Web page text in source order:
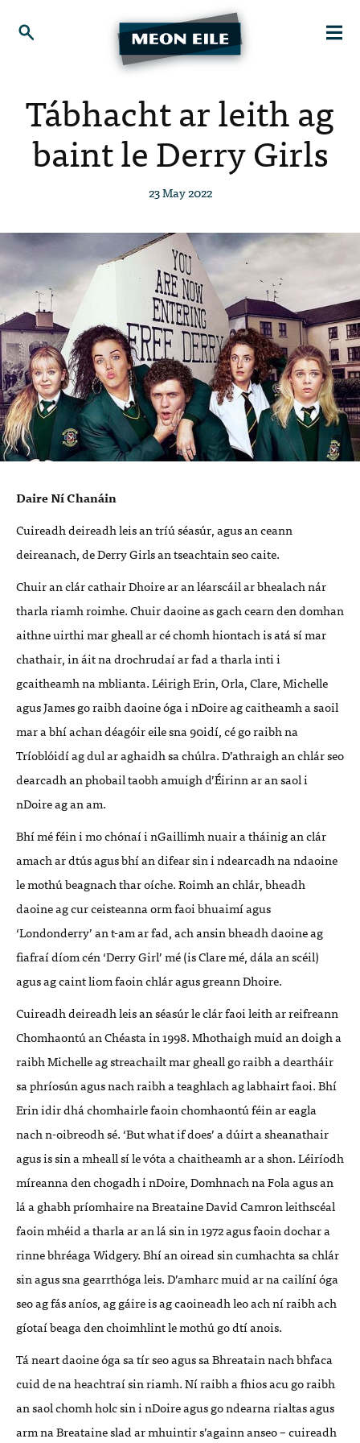
Tábhacht ar leith ag
baint le Derry Girls
23 May 2022
Daire Ní Chanáin
Cuireadh deireadh leis an tríú séasúr, agus an ceann
deireanach, de Derry Girls an tseachtain seo caite.
Chuir an clár cathair Dhoire ar an léarscáil ar bhealach nár
tharla riamh roimhe. Chuir daoine as gach cearn den domhan
aithne uirthi mar gheall ar cé chomh hiontach is atá sí mar
chathair, in áit na drochrudaí ar fad a tharla inti i
gcaitheamh na mblianta. Léirigh Erin, Orla, Clare, Michelle
agus James go raibh daoine óga i nDoire ag caitheamh a saoil
mar a bhí achan déagóir eile sna 90idí, cé go raibh na
Tríoblóidí ag dul ar aghaidh sa chúlra. D’athraigh an chlár seo
dearcadh an phobail taobh amuigh d’Éirinn ar an saol i
nDoire ag an am.
Bhí mé féin i mo chónaí i nGaillimh nuair a tháinig an clár
amach ar dtús agus bhí an difear sin i ndearcadh na ndaoine
le mothú beagnach thar oíche. Roimh an chlár, bheadh
daoine ag cur ceisteanna orm faoi bhuaimí agus
‘Londonderry’ an t-am ar fad, ach ansin bheadh daoine ag
fiafraí díom cén ‘Derry Girl’ mé (is Clare mé, dála an scéil)
agus ag caint liom faoin chlár agus greann Dhoire.
Cuireadh deireadh leis an séasúr le clár faoi leith ar reifreann
Chomhaontú an Chéasta in 1998. Mhothaigh muid an doigh a
raibh Michelle ag streachailt mar gheall go raibh a deartháir
sa phríosún agus nach raibh a teaghlach ag labhairt faoi. Bhí
Erin idir dhá chomhairle faoin chomhaontú féin ar eagla
nach n-oibreodh sé. ‘But what if does’ a dúirt a sheanathair
agus is sin a mheall sí le vóta a chaitheamh ar a shon. Léiríodh
míreanna den chogadh i nDoire, Domhnach na Fola agus an
lá a ghabh príomhaire na Breataine David Camron leithscéal
faoin mhéid a tharla ar an lá sin in 1972 agus faoin dochar a
rinne bhréaga Widgery. Bhí an oiread sin cumhachta sa chlár
sin agus sna gearrthóga leis. D’amharc muid ar na cailíní óga
seo ag fás aníos, ag gáire is ag caoineadh leo ach ní raibh ach
gíotaí beaga den choimhlint le mothú go dtí anois.
Tá neart daoine óga sa tír seo agus sa Bhreatain nach bhfaca
cuid de na heachtraí sin riamh. Ní raibh a fhios acu go raibh
an saol chomh holc sin i nDoire agus go ndearna rialtas agus
arm na Breataine slad ar mhuintir s’againn anseo – cuireadh